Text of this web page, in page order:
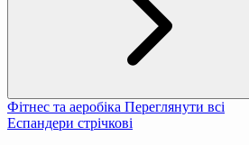
Фітнес та аеробіка Переглянути всі
Еспандери стрічкові